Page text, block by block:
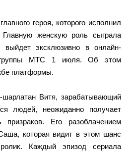
героя, которого исполнил
женскую роль сыграла
эксклюзивно в онлайн-
группы МТС 1 июля. Об этом
платформы.
Витя, зарабатывающий
людей, неожиданно получает
Его разоблачением
которая видит в этом шанс
Каждый эпизод сериала